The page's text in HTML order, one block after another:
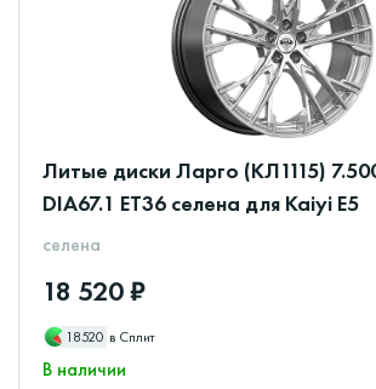
Литые диски Ларго (КЛ1115)
DIA67.1 ET36 селена для Kaiyi E5
селена
18 520 ₽
18520 в Сплит
В наличии